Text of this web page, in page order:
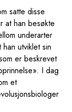
satte disse
at han besøkte
underarter
utviklet sin
er beskrevet
I dag
et